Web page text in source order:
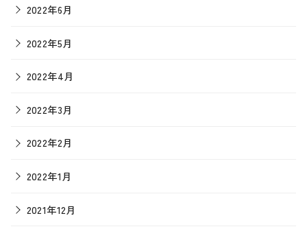
2022年6月
2022年5月
2022年4月
2022年3月
2022年2月
2022年1月
2021年12月